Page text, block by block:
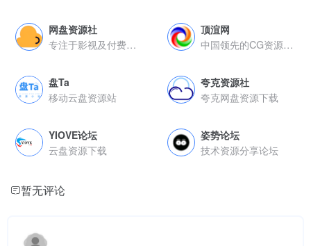
网盘资源社
专注于影视及付费内容分享的网络平台
顶渲网
中国领先的CG资源聚合平台
盘Ta
移动云盘资源站
夸克资源社
夸克网盘资源下载
YIOVE论坛
云盘资源下载
姿势论坛
技术资源分享论坛
暂无评论